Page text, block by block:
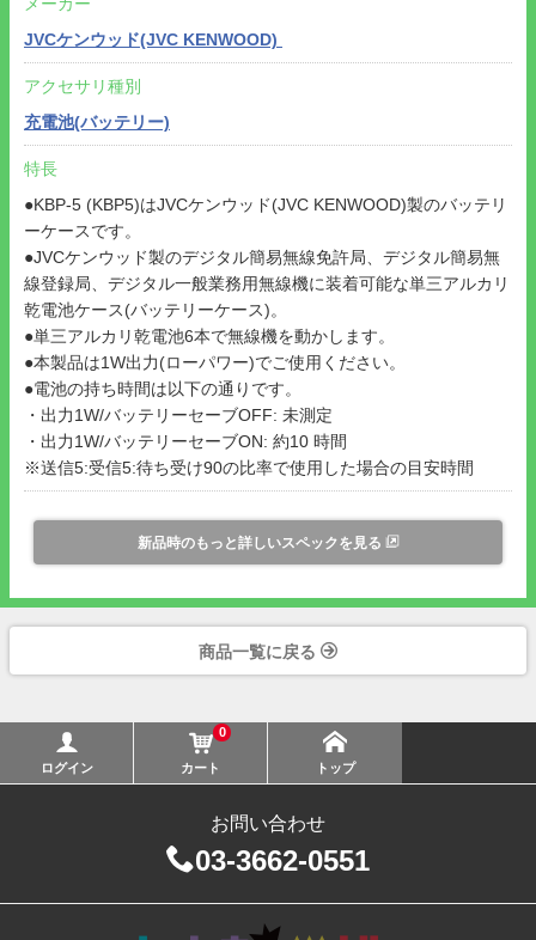
JVCケンウッド(JVC KENWOOD)
アクセサリ種別
充電池(バッテリー)
特長
●KBP-5 (KBP5)はJVCケンウッド(JVC KENWOOD)製のバッテリ
ーケースです。
●JVCケンウッド製のデジタル簡易無線免許局、デジタル簡易無
線登録局、デジタル一般業務用無線機に装着可能な単三アルカリ
乾電池ケース(バッテリーケース)。
●単三アルカリ乾電池6本で無線機を動かします。
●本製品は1W出力(ローパワー)でご使用ください。
●電池の持ち時間は以下の通りです。
・出力1W/バッテリーセーブOFF: 未測定
・出力1W/バッテリーセーブON: 約10 時間
※送信5:受信5:待ち受け90の比率で使用した場合の目安時間
新品時のもっと詳しいスペックを見る
商品一覧に戻る
ログイン
0
カート トップ
お問い合わせ
03-3662-0551